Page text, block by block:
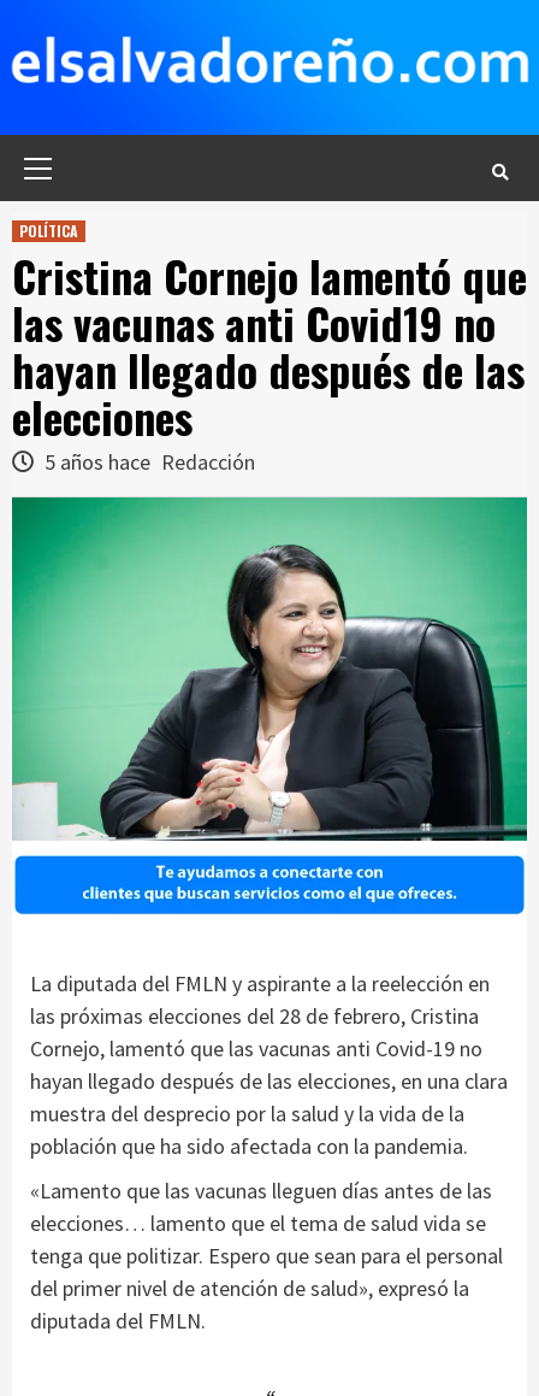
contenido
POLÍTICA
Cristina Cornejo lamentó que
las vacunas anti Covid19 no
hayan llegado después de las
elecciones
5 años hace Redacción
La diputada del FMLN y aspirante a la reelección en
las próximas elecciones del 28 de febrero, Cristina
Cornejo, lamentó que las vacunas anti Covid-19 no
hayan llegado después de las elecciones, en una clara
muestra del desprecio por la salud y la vida de la
población que ha sido afectada con la pandemia.
«Lamento que las vacunas lleguen días antes de las
elecciones… lamento que el tema de salud vida se
tenga que politizar. Espero que sean para el personal
del primer nivel de atención de salud», expresó la
diputada del FMLN.